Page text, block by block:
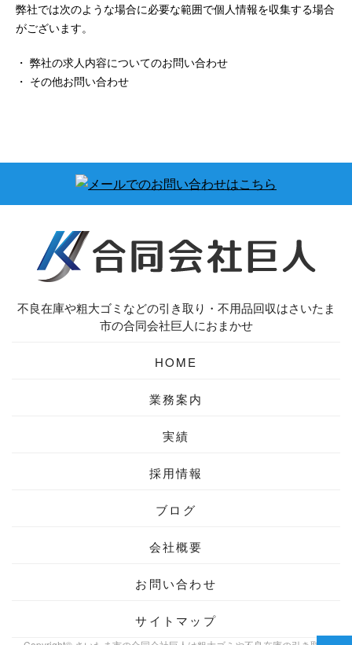
弊社では次のような場合に必要な範囲で個人情報を収集する場合
がございます。
・ 弊社の求人内容についてのお問い合わせ
・ その他お問い合わせ
不良在庫や粗大ゴミなどの引き取り・不用品回収はさいたま
市の合同会社巨人におまかせ
HOME
業務案内
実績
採用情報
ブログ
会社概要
お問い合わせ
サイトマップ